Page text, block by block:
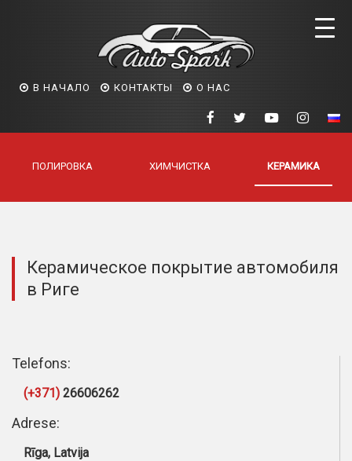
В НАЧАЛО КОНТАКТЫ О НАС
ПОЛИРОВКА ХИМЧИСТКА КЕРАМИКА
Керамическое покрытие автомобиля
в Риге
Telefons:
(+371) 26606262
Adrese:
Rīga, Latvija